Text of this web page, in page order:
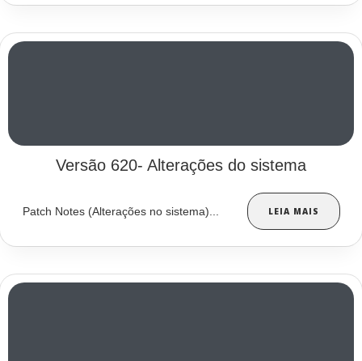
Versão 620- Alterações do sistema
Patch Notes (Alterações no sistema)... LEIA MAIS